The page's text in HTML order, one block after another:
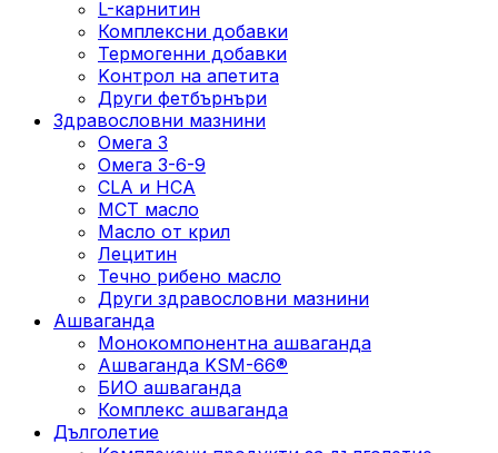
L-карнитин
Комплексни добавки
Термогенни добавки
Kонтрол на апетита
Други фетбърнъри
Здравословни мазнини
Омега 3
Омега 3-6-9
CLA и HCA
МСТ масло
Масло от крил
Лецитин
Течно рибено масло
Други здравословни мазнини
Ашваганда
Монокомпонентна ашваганда
Ашваганда KSM-66®
БИО ашваганда
Комплекс ашваганда
Дълголетие